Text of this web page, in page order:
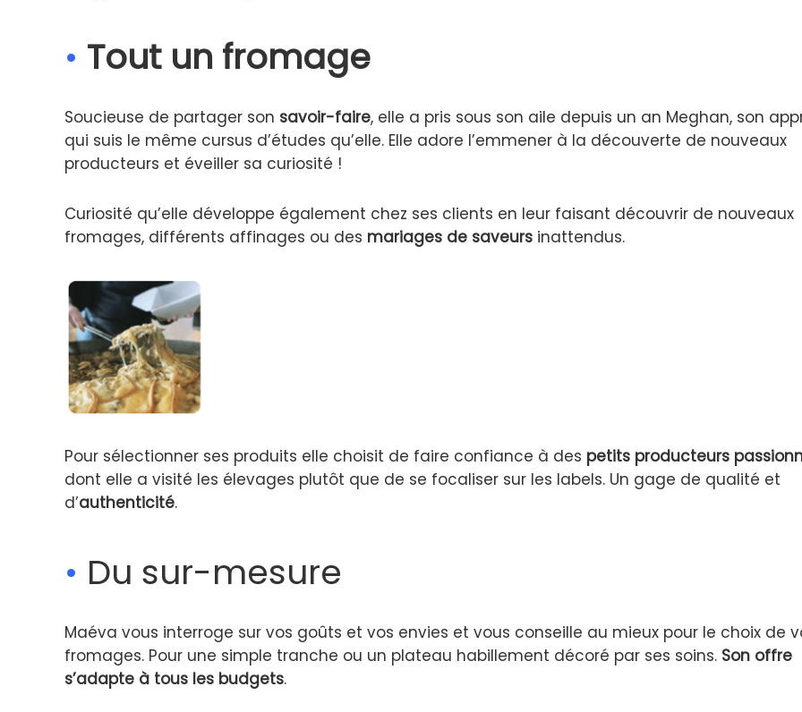
• Tout un fromage
Soucieuse de partager son savoir-faire, elle a pris sous son aile depuis un an Meghan, son
qui suis le même cursus d’études qu’elle. Elle adore l’emmener à la découverte de nouveaux
producteurs et éveiller sa curiosité !
Curiosité qu’elle développe également chez ses clients en leur faisant découvrir de nouveaux
fromages, différents affinages ou des mariages de saveurs inattendus.
Pour sélectionner ses produits elle choisit de faire confiance à des petits producteurs
dont elle a visité les élevages plutôt que de se focaliser sur les labels. Un gage de qualité et
d’authenticité.
• Du sur-mesure
Maéva vous interroge sur vos goûts et vos envies et vous conseille au mieux pour le choix de
fromages. Pour une simple tranche ou un plateau habillement décoré par ses soins. Son offre
s’adapte à tous les budgets.